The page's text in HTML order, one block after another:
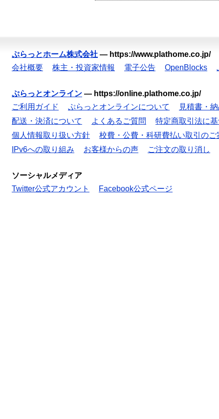
ぷらっとホーム株式会社 — https://www.plathome.co.jp/
会社概要
株主・投資家情報 電子公告 OpenBlocks
ぷらっとオンライン — https://online.plathome.co.jp/
ご利用ガイド
ぷらっとオンラインについて
見積書・
配送・決済について
よくあるご質問
特定商取引法に
個人情報取り扱い方針
校費・公費・科研費払い取引のご
IPv6への取り組み
お客様からの声 ご注文の取り消し
ソーシャルメディア
Twitter公式アカウント
Facebook公式ページ